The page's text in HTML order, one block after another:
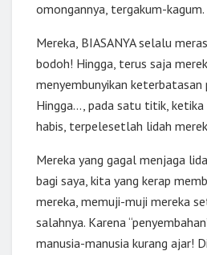
omongannya, tergakum-kagum.
Mereka, BIASANYA selalu
bodoh! Hingga, terus saja
menyembunyikan keterbatasan
Hingga…, pada satu titik, ketika
habis, terpelesetlah lidah
Mereka yang gagal menjaga
bagi saya, kita yang kerap
mereka, memuji-muji mereka
salahnya. Karena
manusia-manusia kurang ajar!